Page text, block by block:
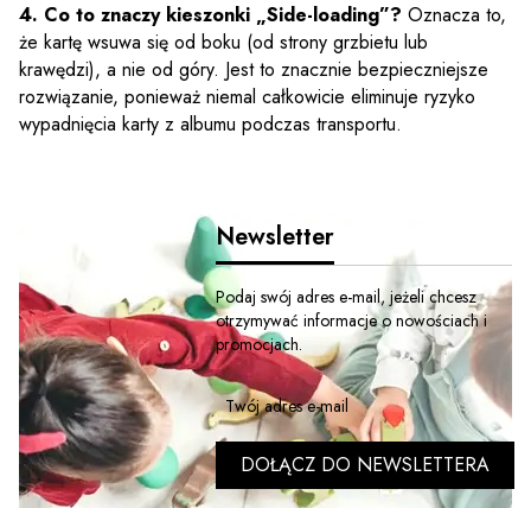
4. Co to znaczy kieszonki „Side-loading”? Oznacza to,
że kartę wsuwa się od boku (od strony grzbietu lub
krawędzi), a nie od góry. Jest to znacznie bezpieczniejsze
rozwiązanie, ponieważ niemal całkowicie eliminuje ryzyko
wypadnięcia karty z albumu podczas transportu.
Newsletter
Podaj swój adres e-mail, jeżeli chcesz
otrzymywać informacje o nowościach i
promocjach.
Twój adres e-mail
DOŁĄCZ DO NEWSLETTERA